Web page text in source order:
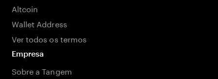
Altcoin
Wallet Address
Ver todos os termos
Empresa
Sobre a Tangem